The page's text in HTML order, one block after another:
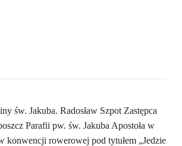
św. Jakuba. Radosław Szpot Zastępca
Parafii pw. św. Jakuba Apostoła w
rowerowej pod tytułem „Jedzie